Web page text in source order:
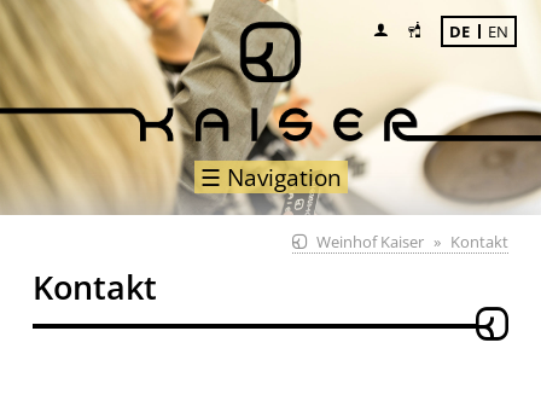
☰ Navigation
DE EN
Weinhof Kaiser Kontakt
Kontakt